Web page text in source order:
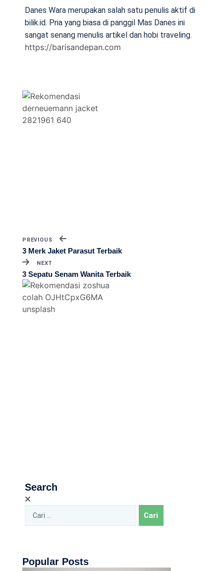
Danes Wara merupakan salah satu penulis aktif di
bilik.id. Pria yang biasa di panggil Mas Danes ini
sangat senang menulis artikel dan hobi traveling.
https://barisandepan.com
PREVIOUS
3 Merk Jaket Parasut Terbaik
NEXT
3 Sepatu Senam Wanita Terbaik
Search
Popular Posts